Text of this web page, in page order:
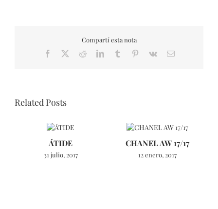
Compartí esta nota
Facebook RedditLinkedInTumblr Pinterest
Vk Email
Related Posts
ÁTIDE
31 julio, 2017
CHANEL AW 17/17
12 enero, 2017